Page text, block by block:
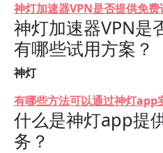
神灯加速器VPN是否提供免费
神灯加速器VPN是
有哪些试用方案？
神灯
有哪些方法可以通过神灯app
什么是神灯app提
务？